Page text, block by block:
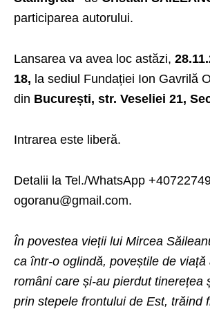
participarea autorului.
Lansarea va avea loc astăzi,
18, la sediul Fundației Ion Gavrilă
din București, str. Veseliei 21,
Intrarea este liberă.
Detalii la Tel./WhatsApp
ogoranu@gmail.com.
În povestea vieții lui Mircea
ca într-o oglindă, poveștile de viață
români care și-au pierdut tinerețea
prin stepele frontului de Est, trăind